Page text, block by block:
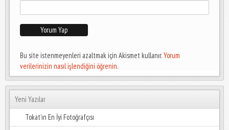
Bu site istenmeyenleri azaltmak için Akismet kullanır.Yorum
verilerinizin nasıl işlendiğini öğrenin.
Yeni Yazılar
Tokat’ın En İyi Fotoğrafçısı